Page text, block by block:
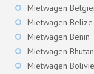
Mietwagen
Mietwagen Belize
Mietwagen Benin
Mietwagen Bhutan
Mietwagen